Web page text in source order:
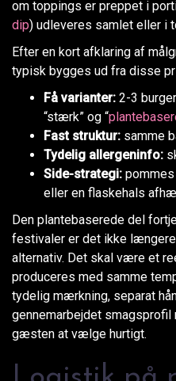
om toppings er preppet i
dip) udleveres samlet eller i
Efter en kort afklaring af
typisk bygges ud fra disse
Få varianter: 2-3
“stærk” og “
Fast struktur: samme
Tydelig allergeninfo:
Side-strategi:
eller en flaskehals
Den plantebaserede del
festivaler er det ikke
alternativ. Det skal være et
produceres med samme
tydelig mærkning, separat
gennemarbejdet
gæsten at vælge hurtigt.